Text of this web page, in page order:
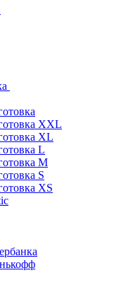
XXL
XL
L
M
S
XS